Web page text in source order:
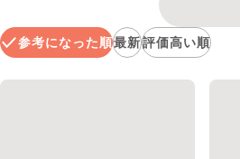
参考になった順最新評価高い順